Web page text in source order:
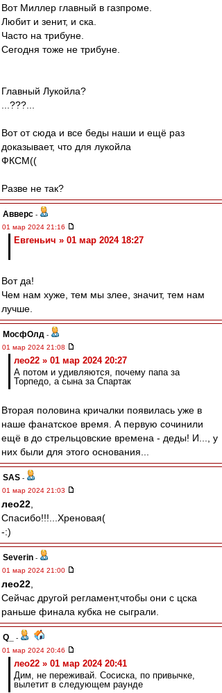
Вот Миллер главный в газпроме.
Любит и зенит, и ска.
Часто на трибуне.
Сегодня тоже не трибуне.
Главный Лукойла?
...???...
Вот от сюда и все беды наши и ещё раз
доказывает, что для лукойла
ФКСМ((
Разве не так?
Авверс -
01 мар 2024 21:16
Евгеньич » 01 мар 2024 18:27
Вот да!
Чем нам хуже, тем мы злее, значит, тем нам
лучше.
МосфОлд -
01 мар 2024 21:08
лео22 » 01 мар 2024 20:27
А потом и удивляются, почему папа за
Торпедо, а сына за Спартак
Вторая половина кричалки появилась уже в
наше фанатское время. А первую сочинили
ещё в до стрельцовские времена - деды! И..., у
них были для этого основания...
SAS -
01 мар 2024 21:03
лео22
Спасибо!!!...Хреновая(
-:)
Severin -
01 мар 2024 21:00
лео22
Сейчас другой регламент,чтобы они с цска
раньше финала кубка не сыграли.
Q_
-
01 мар 2024 20:46
лео22 » 01 мар 2024 20:41
Дим, не переживай. Сосиска, по привычке,
вылетит в следующем раунде